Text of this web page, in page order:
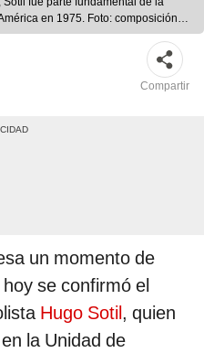
en 1975. Foto: composición
Diario AS/Diario Marca/El
Compartir
un momento de
se confirmó el
Hugo Sotil, quien
la Unidad de